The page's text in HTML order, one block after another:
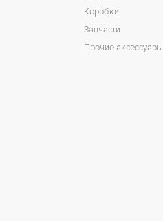
Коробки
Запчасти
Прочие аксессуары